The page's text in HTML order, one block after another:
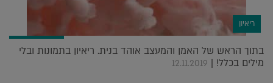
ריאיון
בתוך הראש של האמן והמעצב אוהד בנית. ריאיון בתמונות ובלי
מילים בכלל! | 12.11.2019